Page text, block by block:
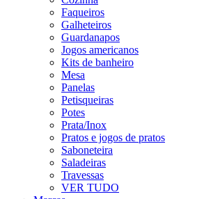
Faqueiros
Galheteiros
Guardanapos
Jogos americanos
Kits de banheiro
Mesa
Panelas
Petisqueiras
Potes
Prata/Inox
Pratos e jogos de pratos
Saboneteira
Saladeiras
Travessas
VER TUDO